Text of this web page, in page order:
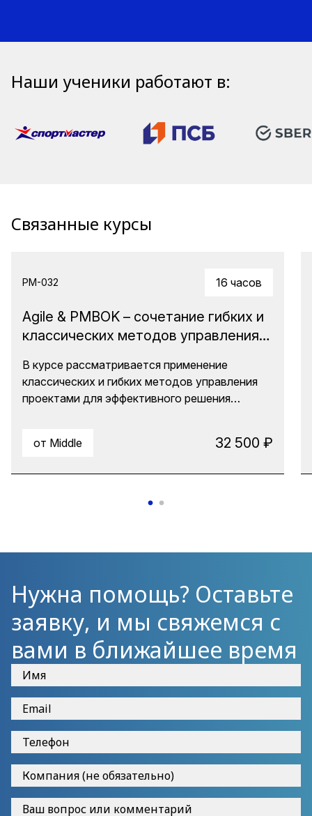
Наши ученики работают в:
Связанные курсы
PM-032 16 часов
Agile & PMBOK – сочетание гибких и
классических методов управления
В курсе рассматривается применение
классических и гибких методов управления
проектами для эффективного решения
для достижения успеха в условиях
от Middle 32 500 ₽
Нужна помощь? Оставьте
заявку, и мы свяжемся с
вами в ближайшее время